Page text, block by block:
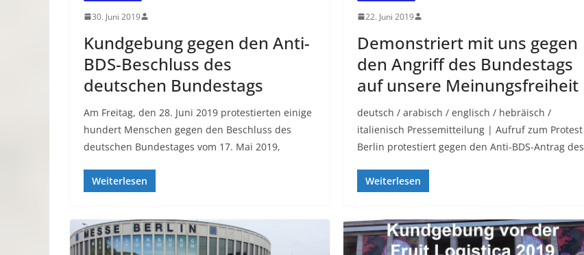
30. Juni 2019
Kundgebung gegen den Anti-
BDS-Beschluss des
deutschen Bundestags
Am Freitag, den 28. Juni 2019 protestierten einige
hundert Menschen gegen den Beschluss des
deutschen Bundestages vom 17. Mai 2019,
Weiterlesen
22. Juni 2019
Demonstriert mit uns gegen
den Angriff des Bundestags
auf unsere Meinungsfreiheit
deutsch / arabisch / englisch / hebräisch /
italienisch Pressemitteilung | Aufruf zum Protest
Berlin protestiert gegen den Anti-BDS-Antrag des
Weiterlesen